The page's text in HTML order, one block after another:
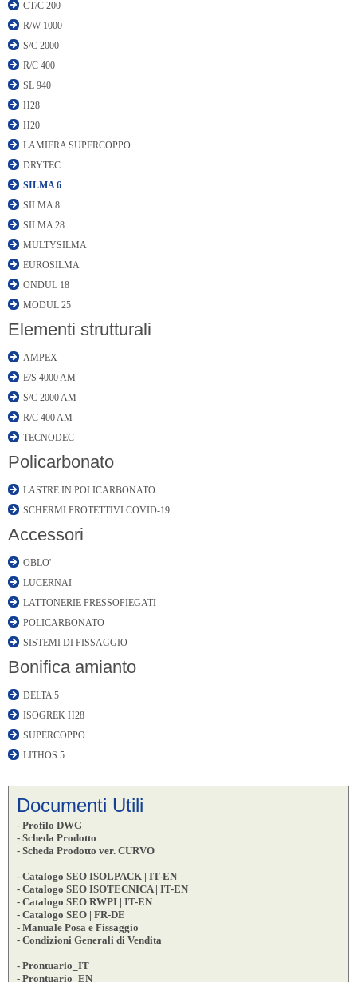
CT/C 200
R/W 1000
S/C 2000
R/C 400
SL 940
H28
H20
LAMIERA SUPERCOPPO
DRYTEC
SILMA 6
SILMA 8
SILMA 28
MULTYSILMA
EUROSILMA
ONDUL 18
MODUL 25
Elementi strutturali
AMPEX
E/S 4000 AM
S/C 2000 AM
R/C 400 AM
TECNODEC
Policarbonato
LASTRE IN POLICARBONATO
SCHERMI PROTETTIVI COVID-19
Accessori
OBLO'
LUCERNAI
LATTONERIE PRESSOPIEGATI
POLICARBONATO
SISTEMI DI FISSAGGIO
Bonifica amianto
DELTA 5
ISOGREK H28
SUPERCOPPO
LITHOS 5
Documenti Utili
- Profilo DWG
- Scheda Prodotto
- Scheda Prodotto ver. CURVO
- Catalogo SEO ISOLPACK | IT-EN
- Catalogo SEO ISOTECNICA | IT-EN
- Catalogo SEO RWPI | IT-EN
- Catalogo SEO | FR-DE
- Manuale Posa e Fissaggio
- Condizioni Generali di Vendita
- Prontuario_IT
- Prontuario_EN